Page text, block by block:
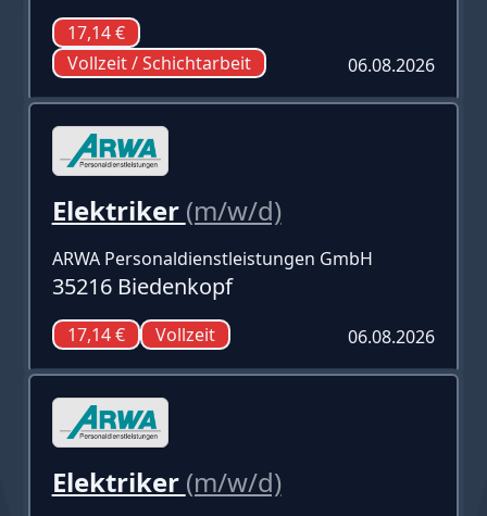
17,14 €
Vollzeit / Schichtarbeit
06.08.2026
Elektriker (m/w/d)
ARWA Personaldienstleistungen GmbH
35216 Biedenkopf
17,14 € Vollzeit 06.08.2026
Elektriker (m/w/d)